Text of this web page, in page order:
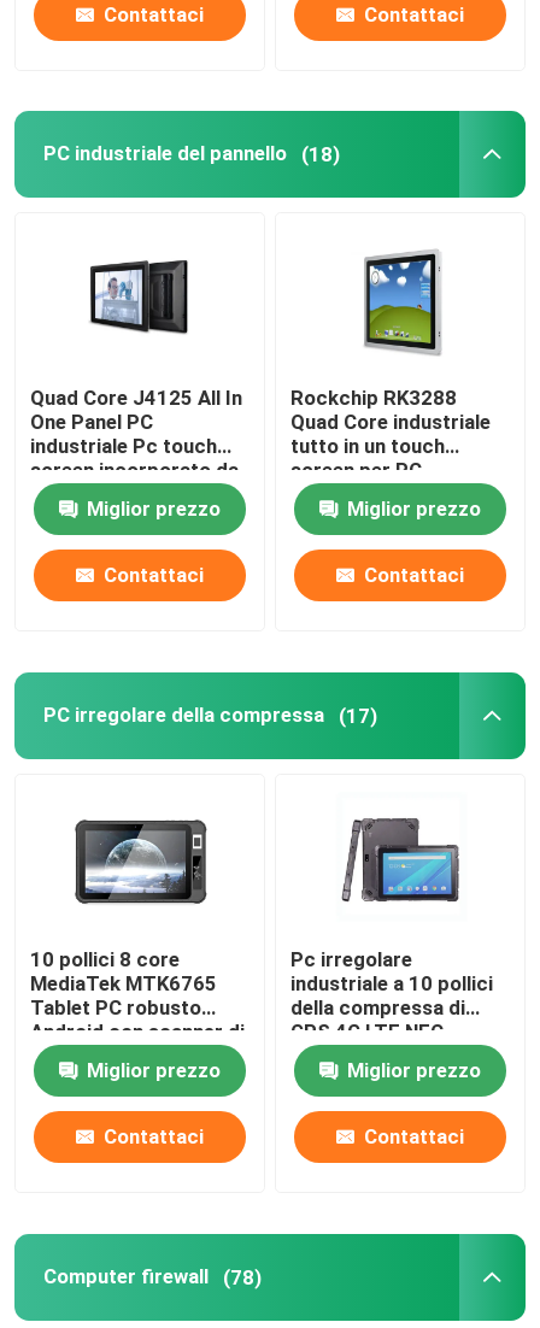
Prodotti
Fatory Tour
Contattaci
Richiedere un preventivo
Mini Pc industriale
PC industriale del pannello
PC irregolare della compressa
Contattaci Contattaci
PC industriale del pannello (18)
Quad Core J4125 All In
One Panel PC
industriale Pc touch
screen incorporato da
15 pollici
Miglior prezzo
Contattaci
Rockchip RK3288
Quad Core industriale
tutto in un touch
screen per PC
incorporato 2 COM a
15 polliciMiglior prezzo
Contattaci
PC irregolare della compressa (17)
10 pollici 8 core
MediaTek MTK6765
Tablet PC robusto
Android con scanner di
impronte digitali NFC
Miglior prezzo
Contattaci
Pc irregolare
industriale a 10 pollici
della compressa di
GPS 4G LTE NFC
Android RK3399 IP67
con RS232 COM
Miglior prezzo
Contattaci
Computer firewall (78)